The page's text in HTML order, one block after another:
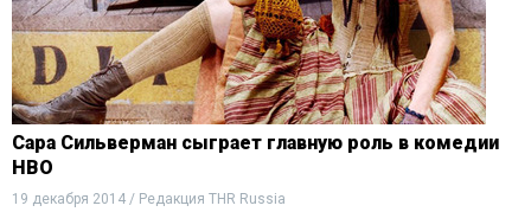
Сара Сильверман сыграет главную роль в комедии
HBO
19 декабря 2014 / Редакция THR Russia